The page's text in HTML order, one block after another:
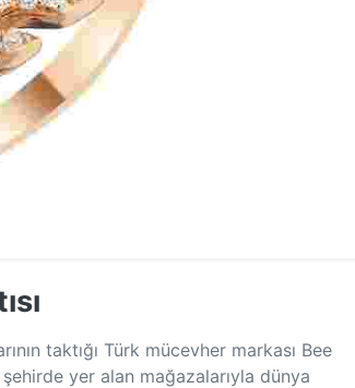
taktığı Türk mücevher markası Bee
yer alan mağazalarıyla dünya